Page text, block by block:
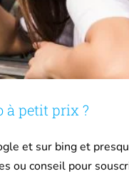
à petit prix ?
et sur bing et
ou conseil pour